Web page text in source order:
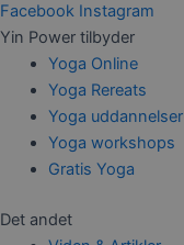
Facebook Instagram
Yin Power tilbyder
Yoga Online
Yoga Rereats
Yoga uddannelser
Yoga workshops
Gratis Yoga
Det andet